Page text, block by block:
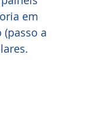
em
(passo a